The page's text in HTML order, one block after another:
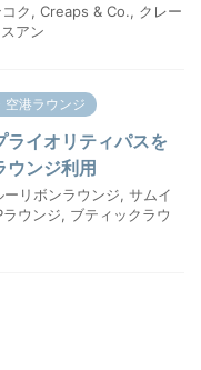
ク, Creaps & Co., クレー
アン
空港ラウンジ
イオリティパスを
ウンジ利用
ーリボンラウンジ, サムイ
ラウンジ, ブティックラウ